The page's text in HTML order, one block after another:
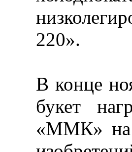
220».
В конце
букет
«ММК» на